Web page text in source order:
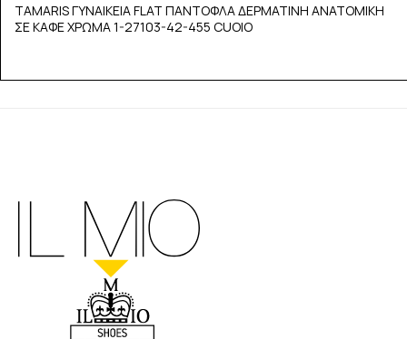
TAMARIS ΓΥΝΑΙΚΕΙΑ FLAT ΠΑΝΤΟΦΛΑ ΔΕΡΜΑΤΙΝΗ ΑΝΑΤΟΜΙΚΗ
ΣΕ ΚΑΦΕ ΧΡΩΜΑ 1-27103-42-455 CUOIO